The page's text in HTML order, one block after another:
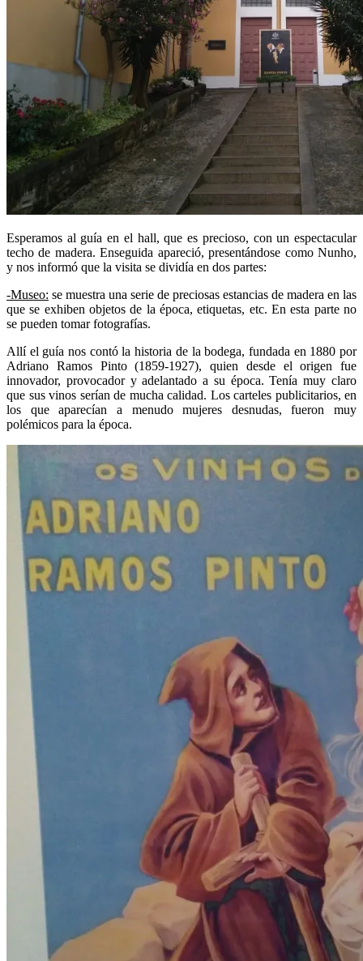
Esperamos al guía en el hall, que es precioso, con un espectacular
techo de madera. Enseguida apareció, presentándose como Nunho,
y nos informó que la visita se dividía en dos partes:
-Museo: se muestra una serie de preciosas estancias de madera en las
que se exhiben objetos de la época, etiquetas, etc. En esta parte no
se pueden tomar fotografías.
Allí el guía nos contó la historia de la bodega, fundada en 1880 por
Adriano Ramos Pinto (1859-1927), quien desde el origen fue
innovador, provocador y adelantado a su época. Tenía muy claro
que sus vinos serían de mucha calidad. Los carteles publicitarios, en
los que aparecían a menudo mujeres desnudas, fueron muy
polémicos para la época.